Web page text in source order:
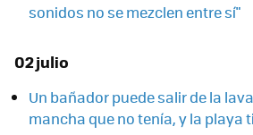
sonidos no se mezclen entre sí"
02 julio
Un bañador puede salir de la
mancha que no tenía, y la playa